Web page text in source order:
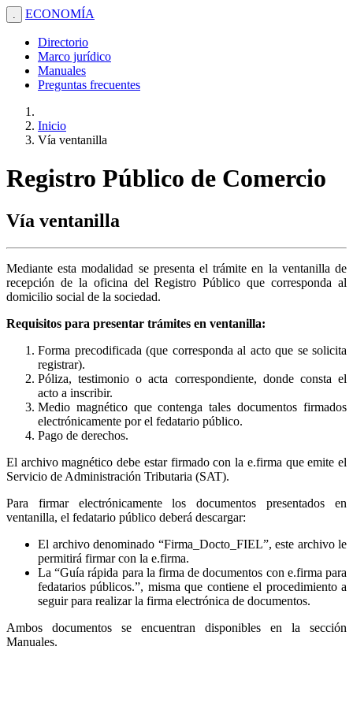
. ECONOMÍA
Directorio
Marco jurídico
Manuales
Preguntas frecuentes
Inicio
Vía ventanilla
Registro Público de Comercio
Vía ventanilla
Mediante esta modalidad se presenta el trámite en la ventanilla de
recepción de la oficina del Registro Público que corresponda al
domicilio social de la sociedad.
Requisitos para presentar trámites en ventanilla:
Forma precodificada (que corresponda al acto que se solicita
registrar).
Póliza, testimonio o acta correspondiente, donde consta el
acto a inscribir.
Medio magnético que contenga tales documentos firmados
electrónicamente por el fedatario público.
Pago de derechos.
El archivo magnético debe estar firmado con la e.firma que emite el
Servicio de Administración Tributaria (SAT).
Para firmar electrónicamente los documentos presentados en
ventanilla, el fedatario público deberá descargar:
El archivo denominado “Firma_Docto_FIEL”, este archivo le
permitirá firmar con la e.firma.
La “Guía rápida para la firma de documentos con e.firma para
fedatarios públicos.”, misma que contiene el procedimiento a
seguir para realizar la firma electrónica de documentos.
Ambos documentos se encuentran disponibles en la sección
Manuales.